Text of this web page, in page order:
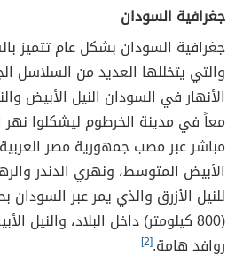
جغرافية السودان
جغرافية السودان بشكل عام تتميز
والتي يتخللها العديد من السلاسل
الأنهار في السودان النيل الأبيض
معاً في مدينة الخرطوم ليشكلوا نهر
مباشر عبر مصب جمهورية مصر
الأبيض المتوسط، ونهري الدندر
(800 كيلومتر) داخل البلاد، والنيل
روافد هامة.[2]